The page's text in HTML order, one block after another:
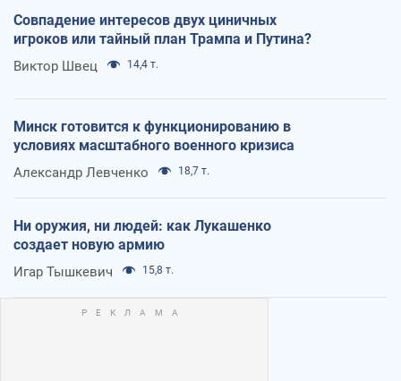
Совпадение интересов двух циничных
игроков или тайный план Трампа и Путина?
Виктор Швец 14,4 т.
Минск готовится к функционированию в
условиях масштабного военного кризиса
Александр Левченко 18,7 т.
Ни оружия, ни людей: как Лукашенко
создает новую армию
Игар Тышкевич 15,8 т.